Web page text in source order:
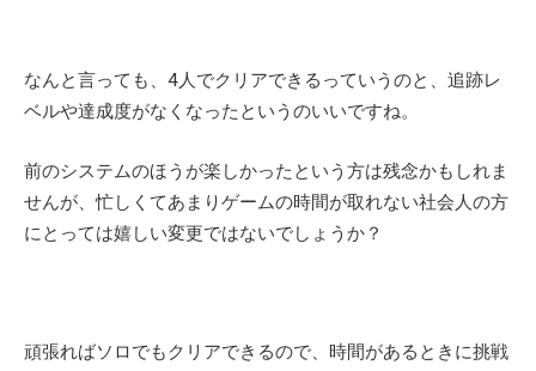
なんと言っても、4人でクリアできるっていうのと、追跡レ
ベルや達成度がなくなったというのいいですね。
前のシステムのほうが楽しかったという方は残念かもしれま
せんが、忙しくてあまりゲームの時間が取れない社会人の方
にとっては嬉しい変更ではないでしょうか？
頑張ればソロでもクリアできるので、時間があるときに挑戦